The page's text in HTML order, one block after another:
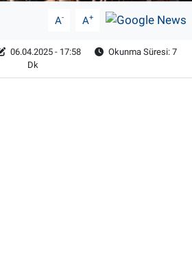
A- A+
06.04.2025 - 17:58
Okunma Süresi: 7
Dk